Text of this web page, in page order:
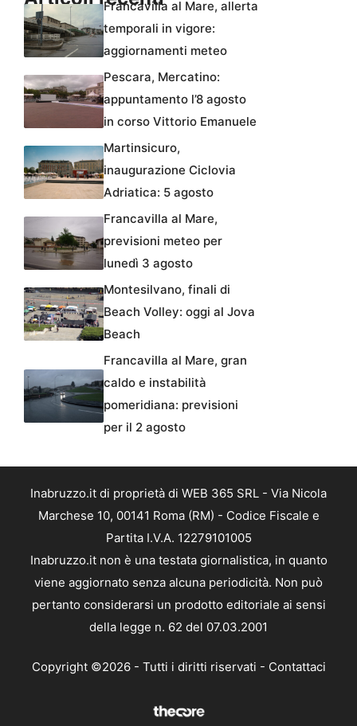
Francavilla al Mare, allerta
temporali in vigore:
aggiornamenti meteo
Pescara, Mercatino:
appuntamento l’8 agosto
in corso Vittorio Emanuele
Martinsicuro,
inaugurazione Ciclovia
Adriatica: 5 agosto
Francavilla al Mare,
previsioni meteo per
lunedì 3 agosto
Montesilvano, finali di
Beach Volley: oggi al Jova
Beach
Francavilla al Mare, gran
caldo e instabilità
pomeridiana: previsioni
per il 2 agosto
Inabruzzo.it di proprietà di WEB 365 SRL - Via Nicola
Marchese 10, 00141 Roma (RM) - Codice Fiscale e
Partita I.V.A. 12279101005
Inabruzzo.it non è una testata giornalistica, in quanto
viene aggiornato senza alcuna periodicità. Non può
pertanto considerarsi un prodotto editoriale ai sensi
della legge n. 62 del 07.03.2001
Copyright ©2026 - Tutti i diritti riservati - Contattaci